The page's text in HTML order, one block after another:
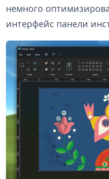
немного
интерфейс панели